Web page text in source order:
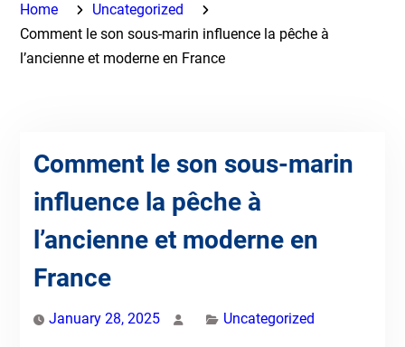
Home
Uncategorized
Comment le son sous-marin influence la pêche à
l’ancienne et moderne en France
Comment le son sous-marin
influence la pêche à
l’ancienne et moderne en
France
January 28, 2025 Uncategorized